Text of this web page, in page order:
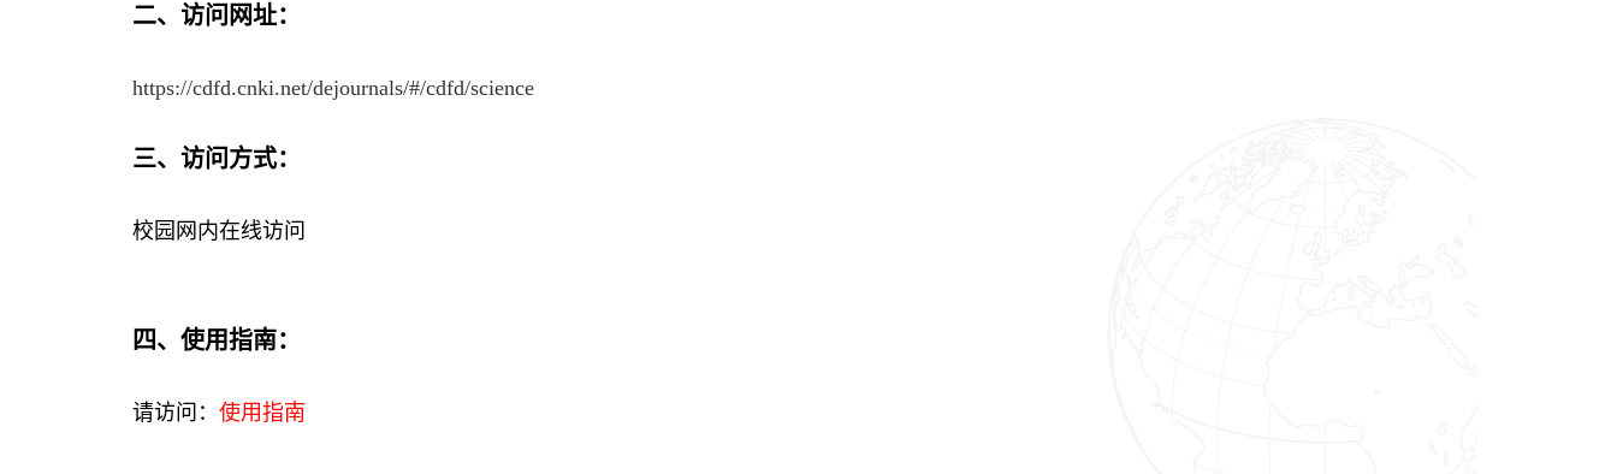
二、访问网址：
https://cdfd.cnki.net/dejournals/#/cdfd/science
三、访问方式：
校园网内在线访问
四、使用指南：
请访问： 使用指南